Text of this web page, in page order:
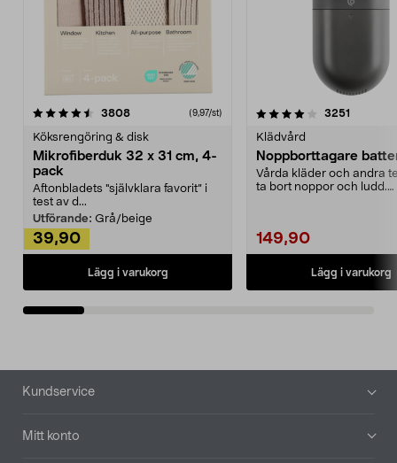
3808recensioner (9,97/st)
Köksrengöring & disk
Mikrofiberduk 32 x 31 cm, 4-
pack
Aftonbladets "självklara favorit” i
test av d...
Utförande: Grå/beige
39,90
Lägg i varukorg
4.0av 5 stjärnor 3251
Klädvård
Noppborttagare
Vårda kläder och andra
ta bort noppor och ludd.
149,90
Lägg i varukorg
4.5av 5 stjärnor
Sidfot
Kundservice
Mitt konto